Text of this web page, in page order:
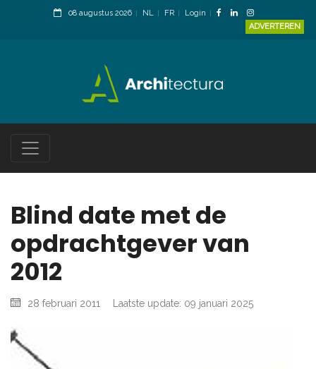
08 augustus 2026 NL FR
Login
ADVERTEREN
Blind date met de
opdrachtgever van
2012
28 februari 2011 Laatste update: 09 januari 2025